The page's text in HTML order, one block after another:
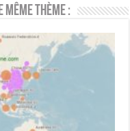
thème :